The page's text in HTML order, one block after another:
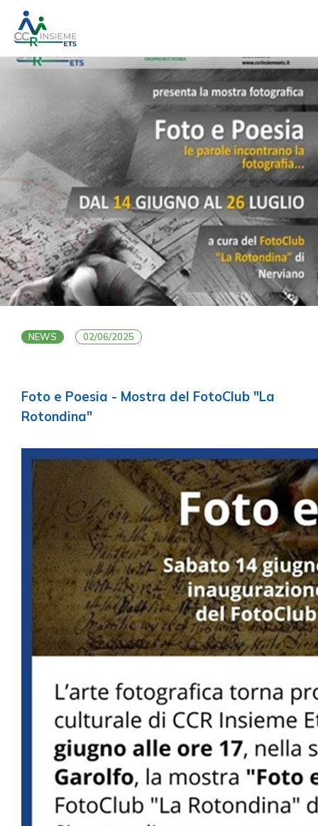
NEWS 02/06/2025
Foto e Poesia - Mostra del FotoClub "La
Rotondina"